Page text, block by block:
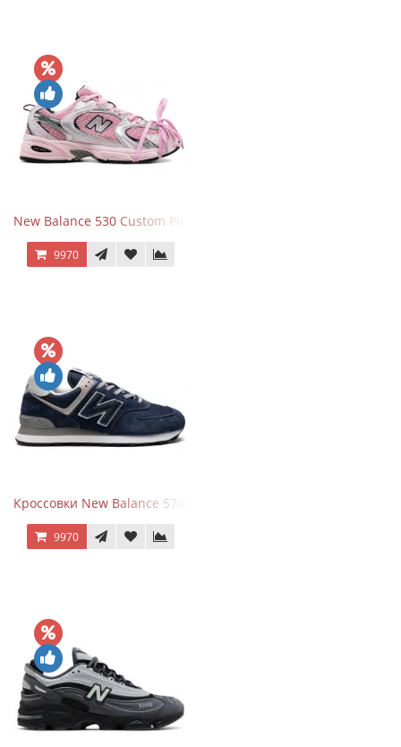
New Balance 530 Custom Pink Silver розовые
9970
Кроссовки New Balance 574 Navy Blue Grey
9970